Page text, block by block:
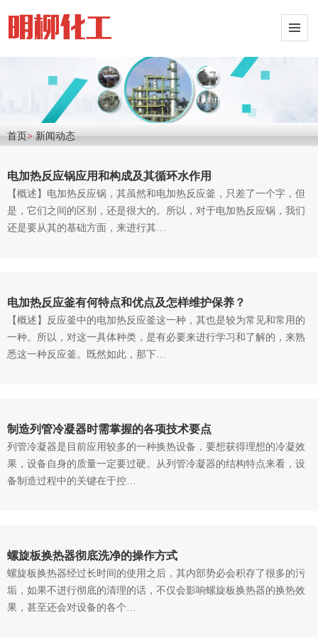
首页>新闻动态
电加热反应锅应用和构成及其循环水作用
【概述】电加热反应锅，其虽然和电加热反应釜，只差了一个字，但
是，它们之间的区别，还是很大的。所以，对于电加热反应锅，我们
还是要从其的基础方面，来进行其…
电加热反应釜有何特点和优点及怎样维护保养？
【概述】反应釜中的电加热反应釜这一种，其也是较为常见和常用的
一种。所以，对这一具体种类，是有必要来进行学习和了解的，来熟
悉这一种反应釜。既然如此，那下…
制造列管冷凝器时需掌握的各项技术要点
列管冷凝器是目前应用较多的一种换热设备，要想获得理想的冷凝效
果，设备自身的质量一定要过硬。从列管冷凝器的结构特点来看，设
备制造过程中的关键在于控…
螺旋板换热器彻底洗净的操作方式
螺旋板换热器经过长时间的使用之后，其内部势必会积存了很多的污
垢，如果不进行彻底的清理的话，不仅会影响螺旋板换热器的换热效
果，甚至还会对设备的各个…